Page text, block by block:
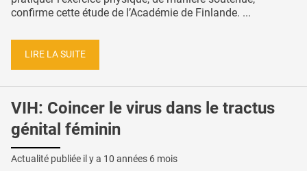
confirme cette étude de l’Académie de Finlande. ...
LIRE LA SUITE
VIH: Coincer le virus dans le tractus
génital féminin
Actualité publiée il y a 10 années 6 mois